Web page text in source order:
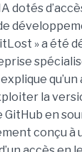
dotés
» a été
la
en
conçu à